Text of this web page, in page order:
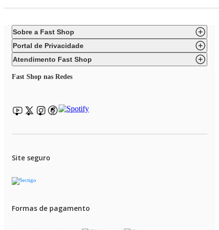
Sobre a Fast Shop
Portal de Privacidade
Atendimento Fast Shop
Fast Shop nas Redes
Site seguro
Formas de pagamento